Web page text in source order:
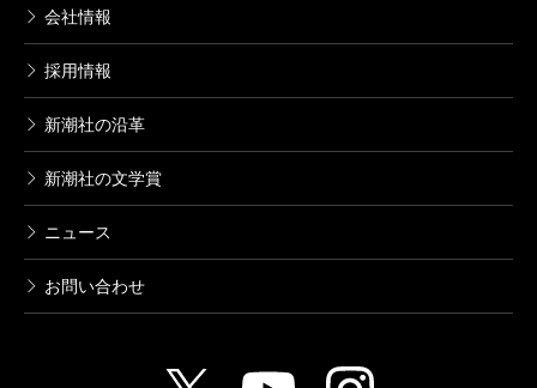
会社情報
採用情報
新潮社の沿革
新潮社の文学賞
ニュース
お問い合わせ